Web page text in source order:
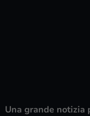
Una grande